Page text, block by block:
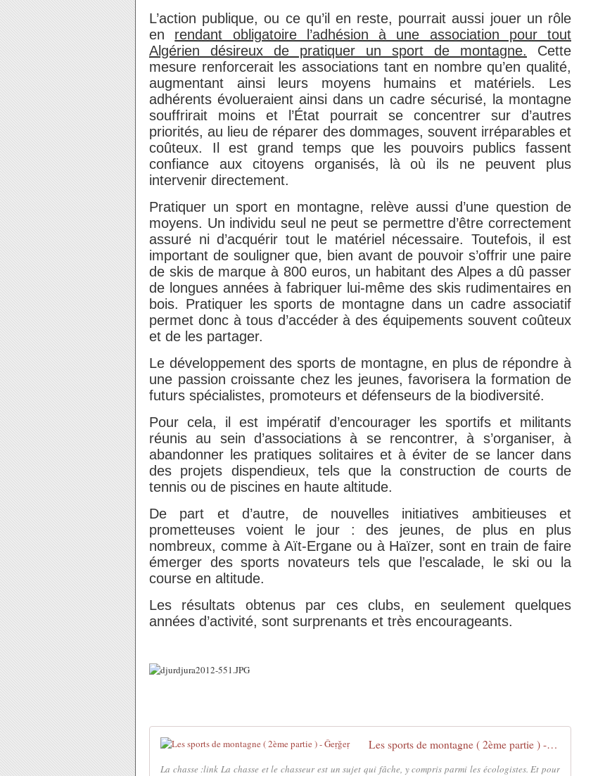
L’action publique, ou ce qu’il en reste, pourrait aussi jouer un rôle
en rendant obligatoire l’adhésion à une association pour tout
Algérien désireux de pratiquer un sport de montagne. Cette
mesure renforcerait les associations tant en nombre qu’en qualité,
augmentant ainsi leurs moyens humains et matériels. Les
adhérents évolueraient ainsi dans un cadre sécurisé, la montagne
souffrirait moins et l’État pourrait se concentrer sur d’autres
priorités, au lieu de réparer des dommages, souvent irréparables et
coûteux. Il est grand temps que les pouvoirs publics fassent
confiance aux citoyens organisés, là où ils ne peuvent plus
intervenir directement.
Pratiquer un sport en montagne, relève aussi d’une question de
moyens. Un individu seul ne peut se permettre d’être correctement
assuré ni d’acquérir tout le matériel nécessaire. Toutefois, il est
important de souligner que, bien avant de pouvoir s’offrir une paire
de skis de marque à 800 euros, un habitant des Alpes a dû passer
de longues années à fabriquer lui-même des skis rudimentaires en
bois. Pratiquer les sports de montagne dans un cadre associatif
permet donc à tous d’accéder à des équipements souvent coûteux
et de les partager.
Le développement des sports de montagne, en plus de répondre à
une passion croissante chez les jeunes, favorisera la formation de
futurs spécialistes, promoteurs et défenseurs de la biodiversité.
Pour cela, il est impératif d’encourager les sportifs et militants
réunis au sein d’associations à se rencontrer, à s’organiser, à
abandonner les pratiques solitaires et à éviter de se lancer dans
des projets dispendieux, tels que la construction de courts de
tennis ou de piscines en haute altitude.
De part et d’autre, de nouvelles initiatives ambitieuses et
prometteuses voient le jour : des jeunes, de plus en plus
nombreux, comme à Aït-Ergane ou à Haïzer, sont en train de faire
émerger des sports novateurs tels que l’escalade, le ski ou la
course en altitude.
Les résultats obtenus par ces clubs, en seulement quelques
années d’activité, sont surprenants et très encourageants.
Les sports de montagne ( 2ème partie ) - Ǧeṛǧeṛ
La chasse :link La chasse et le chasseur est un sujet qui fâche, y compris parmi les écologistes. Et pour